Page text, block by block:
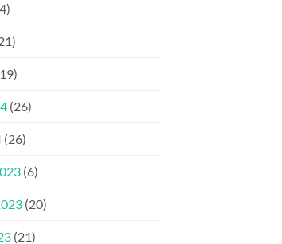
(26)
(26)
(6)
(20)
(21)